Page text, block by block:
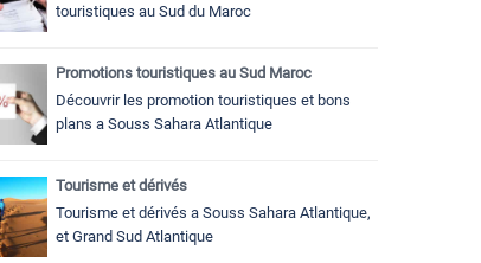
touristiques au Sud du Maroc
Promotions touristiques au Sud Maroc
Découvrir les promotion touristiques et bons
plans a Souss Sahara Atlantique
Tourisme et dérivés
Tourisme et dérivés a Souss Sahara Atlantique,
et Grand Sud Atlantique